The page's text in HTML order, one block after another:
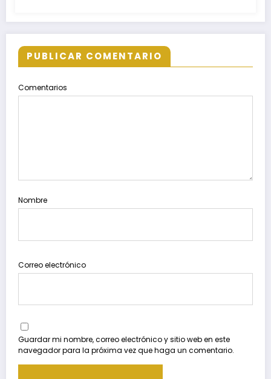
PUBLICAR COMENTARIO
Comentarios
Nombre
Correo electrónico
Guardar mi nombre, correo electrónico y sitio web en este
navegador para la próxima vez que haga un comentario.